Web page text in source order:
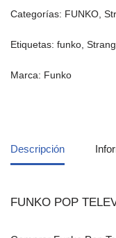
Categorías: FUNKO
Etiquetas: funko
Marca: Funko
Descripción
FUNKO POP